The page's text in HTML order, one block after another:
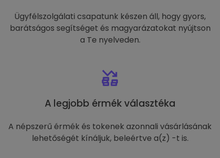
Ügyfélszolgálati csapatunk készen áll, hogy gyors,
barátságos segítséget és magyarázatokat nyújtson
a Te nyelveden.
A legjobb érmék választéka
A népszerű érmék és tokenek azonnali vásárlásának
lehetőségét kínáljuk, beleértve a(z) -t is.